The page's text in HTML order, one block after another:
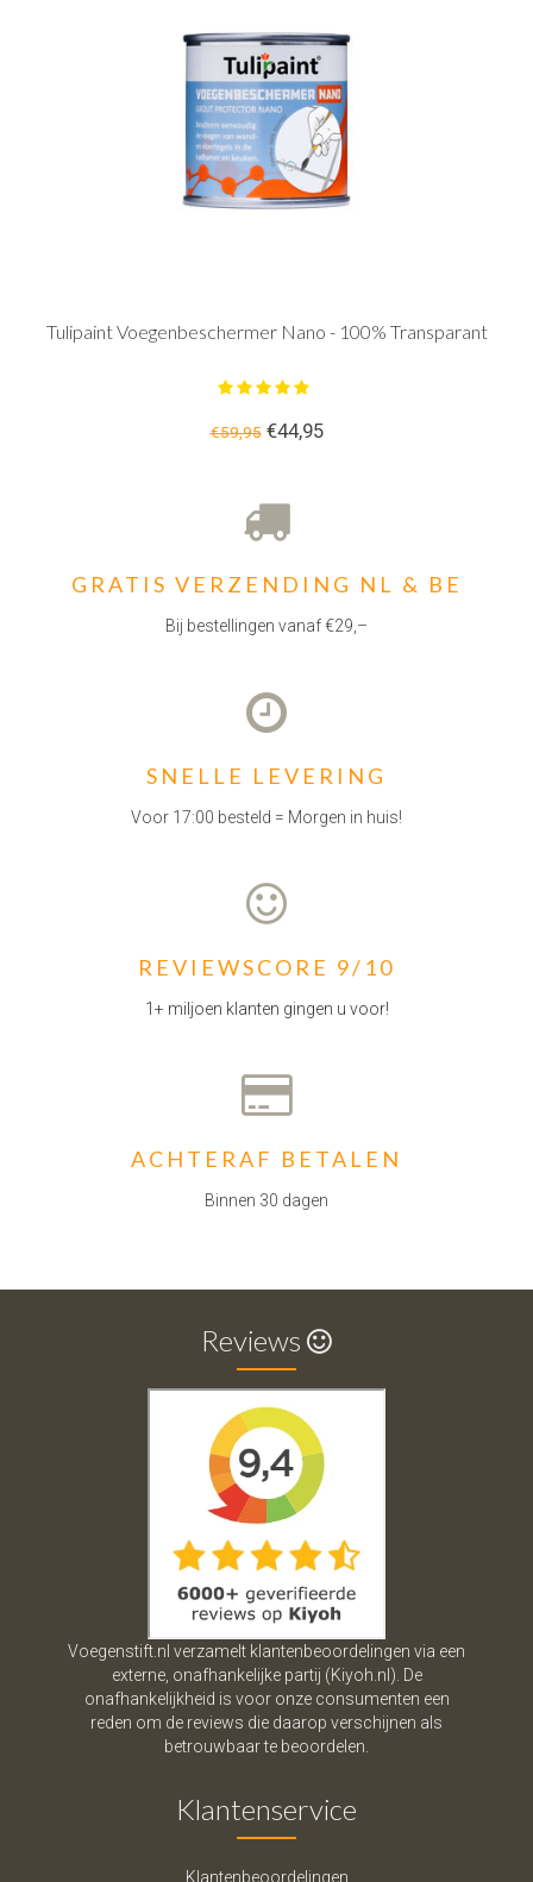
Tulipaint Voegenbeschermer Nano - 100% Transparant
€59,95€44,95
GRATIS VERZENDING NL & BE
Bij bestellingen vanaf €29,–
SNELLE LEVERING
Voor 17:00 besteld = Morgen in huis!
REVIEWSCORE 9/10
1+ miljoen klanten gingen u voor!
ACHTERAF BETALEN
Binnen 30 dagen
Reviews
Voegenstift.nl verzamelt klantenbeoordelingen via een
externe, onafhankelijke partij (Kiyoh.nl). De
onafhankelijkheid is voor onze consumenten een
reden om de reviews die daarop verschijnen als
betrouwbaar te beoordelen.
Klantenservice
Klantenbeoordelingen